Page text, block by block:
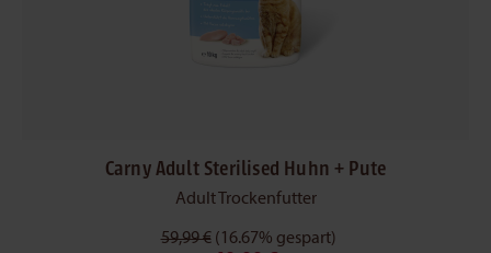
Carny Adult Sterilised Huhn + Pute
Adult Trockenfutter
59,99 € (16.67% gespart)